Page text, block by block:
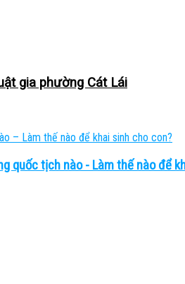
gia phường Cát Lái
quốc tịch nào - Làm thế nào để